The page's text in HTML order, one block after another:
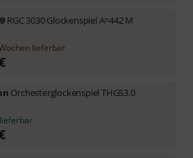
RGC 3030 Glockenspiel A=442 M
lieferbar
Orchesterglockenspiel THGS3.0